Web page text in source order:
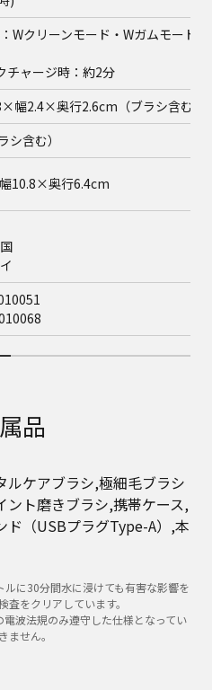
Wクリーンモード・Wガムモード
チャージ時：約2分
幅2.4×奥行2.6cm（ブラシ含む）
シ含む）
10.8×奥行6.4cm
品
ケアブラシ,極細毛ブラシ
ント磨きブラシ,携帯ケース,
ド（USBプラグType-A）,本
に30分間水に浸けても有害な影響を
をクリアしています。
波法規のみ遵守した仕様となってい
ません。